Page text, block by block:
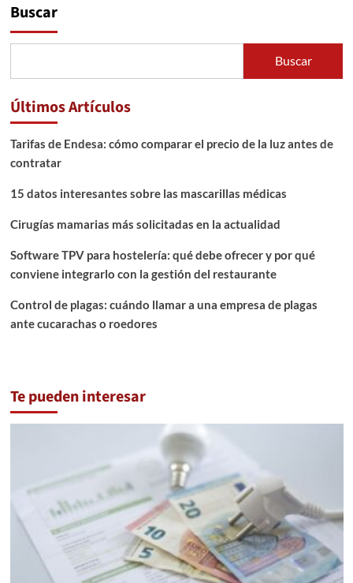
Buscar
Buscar
Últimos Artículos
Tarifas de Endesa: cómo comparar el precio de la luz antes de
contratar
15 datos interesantes sobre las mascarillas médicas
Cirugías mamarias más solicitadas en la actualidad
Software TPV para hostelería: qué debe ofrecer y por qué
conviene integrarlo con la gestión del restaurante
Control de plagas: cuándo llamar a una empresa de plagas
ante cucarachas o roedores
Te pueden interesar